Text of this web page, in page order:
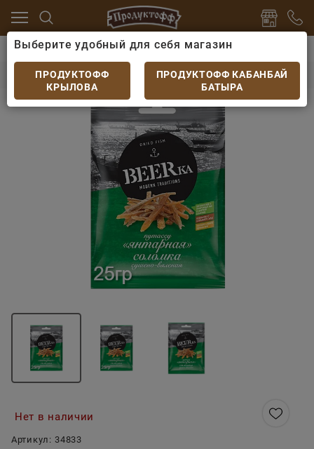
Рыбные снеки
Рыбка BEERka янтарная
Рыбка BEERka янтарная соломка сушеная 25гр
Нет в наличии
Артикул: 34833
Выберите удобный для себя магазин
ПРОДУКТОФФ
КРЫЛОВА
ПРОДУКТОФФ КАБАНБАЙ
БАТЫРА